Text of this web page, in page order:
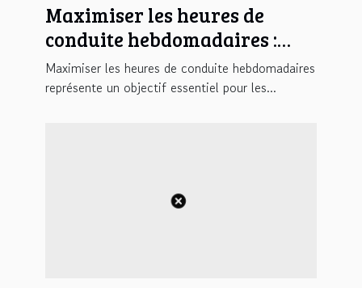
Maximiser les heures de
conduite hebdomadaires :
stratégies et conseils
Maximiser les heures de conduite hebdomadaires
représente un objectif essentiel pour les...